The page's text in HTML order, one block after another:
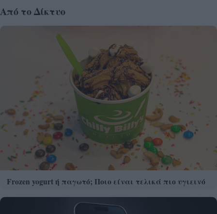
Από το Δίκτυο
Frozen yogurt ή παγωτό; Ποιο είναι τελικά πιο υγιεινό